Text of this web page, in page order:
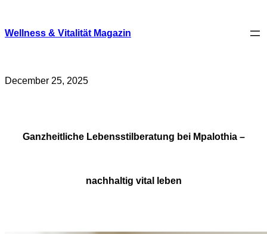
content
Wellness & Vitalität Magazin
December 25, 2025
Ganzheitliche Lebensstilberatung bei Mpalothia –
nachhaltig vital leben